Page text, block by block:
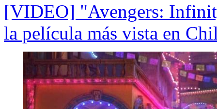
[VIDEO] "Avengers:
la película más vista en